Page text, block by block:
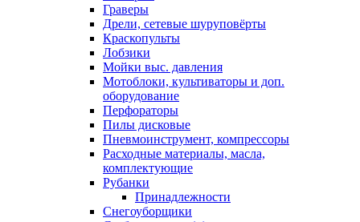
Граверы
Дрели, сетевые шуруповёрты
Краскопульты
Лобзики
Мойки выс. давления
Мотоблоки, культиваторы и доп.
оборудование
Перфораторы
Пилы дисковые
Пневмоинструмент, компрессоры
Расходные материалы, масла,
комплектующие
Рубанки
Принадлежности
Снегоуборщики